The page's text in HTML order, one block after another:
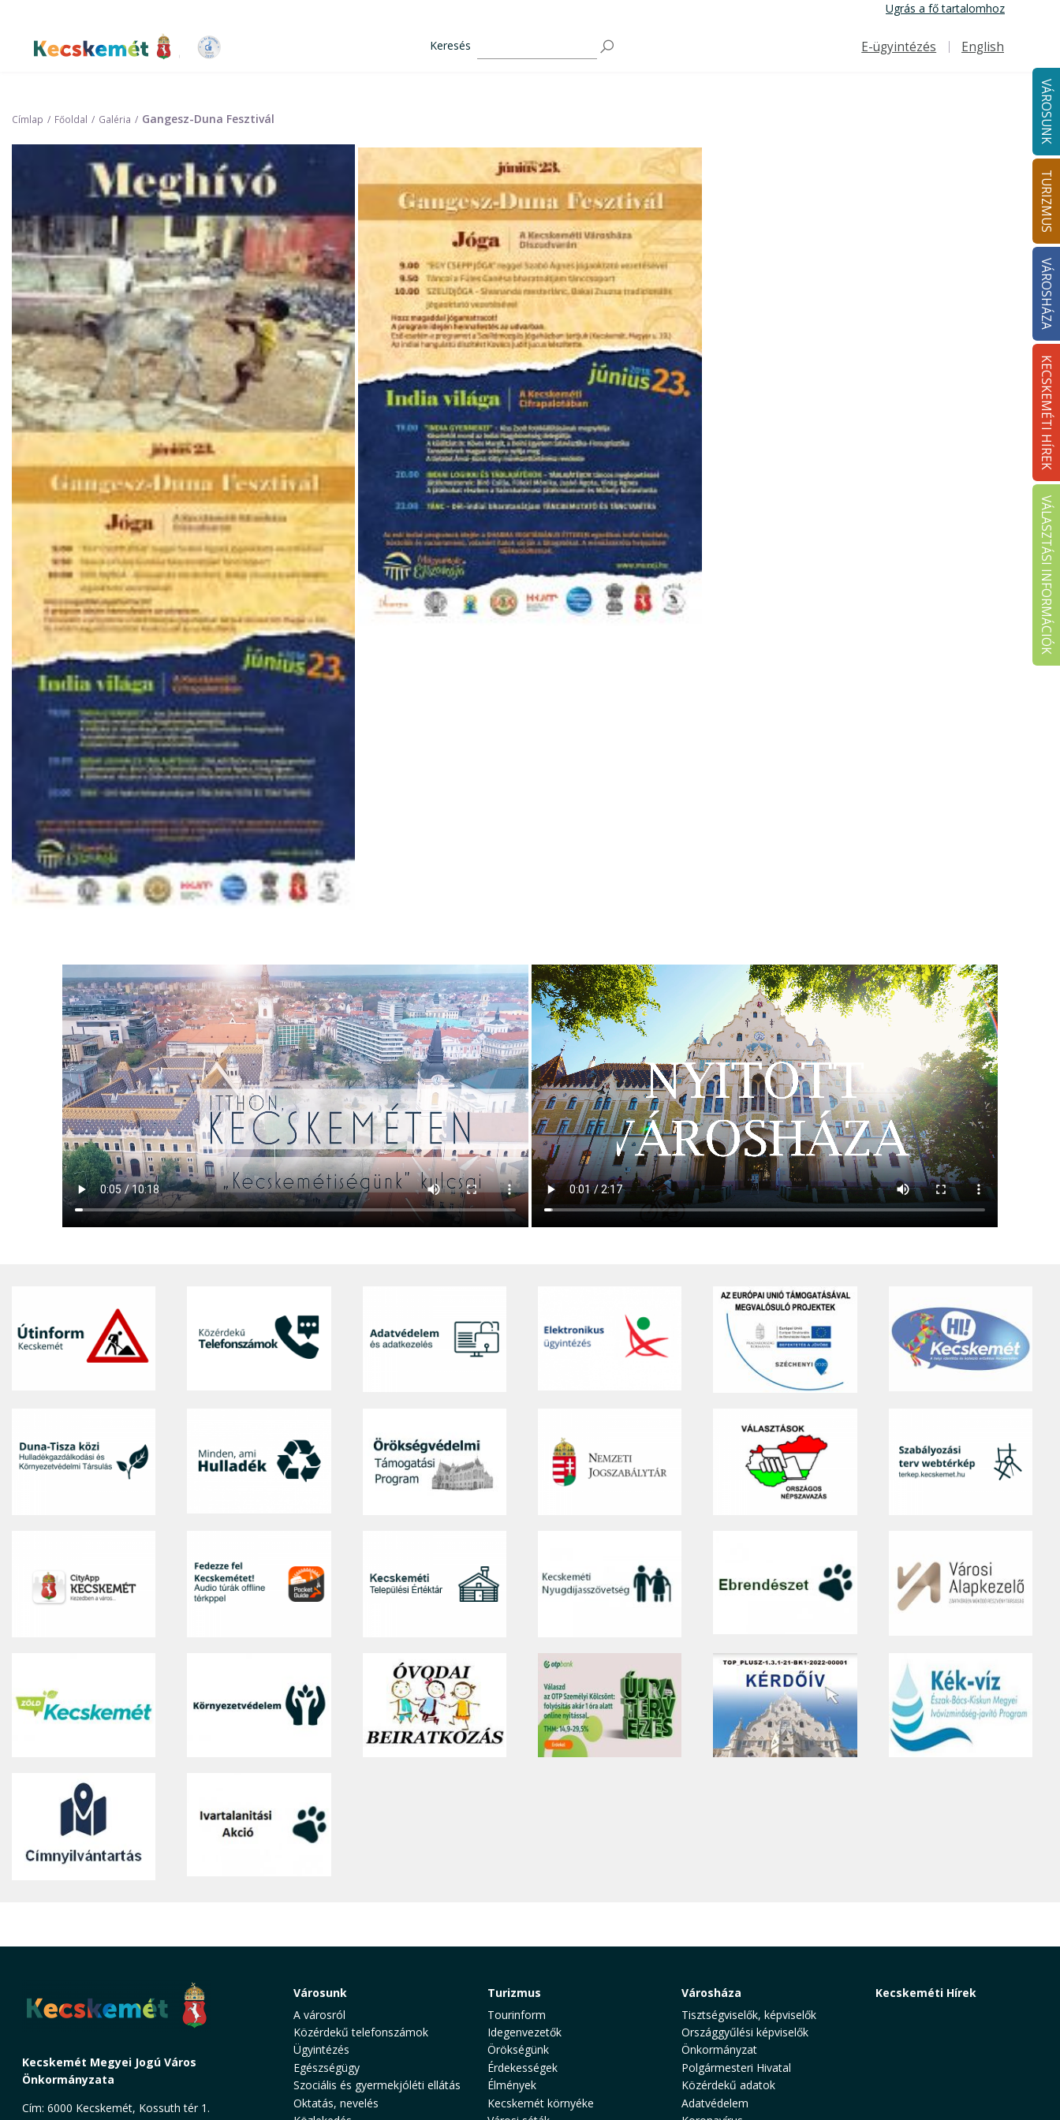
tartalomra
Ugrás a fő tartalomhoz
Kecskemét Város Honlapja
Keresés
Felső navigáció
E-ügyintézés English
VÁROSUNK
TURIZMUS
VÁROSHÁZA
KECSKEMÉTI HÍREK
VÁLASZTÁSI INFORMÁCIÓK
Címlap Főoldal Galéria Gangesz-Duna Fesztivál
Kecskemét Megyei Jogú Város
Önkormányzata
Cím: 6000 Kecskemét, Kossuth tér 1.
Városunk
A városról
Közérdekű telefonszámok
Ügyintézés
Egészségügy
Szociális és gyermekjóléti ellátás
Oktatás, nevelés
Turizmus
Tourinform
Idegenvezetők
Örökségünk
Érdekességek
Élmények
Kecskemét környéke
Városháza
Tisztségviselők, képviselők
Országgyűlési képviselők
Önkormányzat
Polgármesteri Hivatal
Közérdekű adatok
Adatvédelem
Kecskeméti Hírek